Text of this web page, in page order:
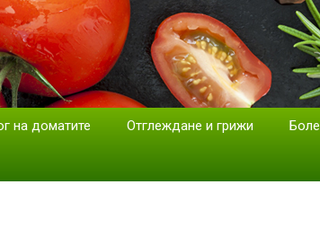
и разсад.
на доматите Отглеждане и грижи